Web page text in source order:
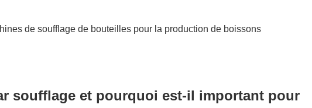
soufflage et pourquoi est-il important pour